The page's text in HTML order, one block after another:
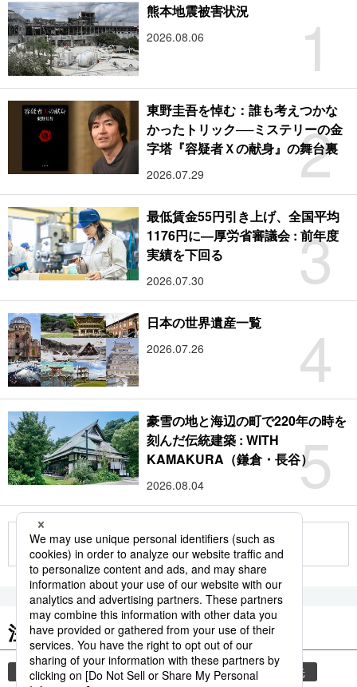
1
熊本地震被害状況
2026.08.06
2
東野圭吾を悼む：誰も考えつかな
かったトリック──ミステリーの金
字塔『容疑者Ｘの献身』の舞台裏
2026.07.29
3
最低賃金55円引き上げ、全国平均
1176円に―厚労省審議会 : 前年度
実績を下回る
2026.07.30
4
日本の世界遺産一覧
2026.07.26
5
豪雪の地と海辺の町で220年の時を
刻んだ伝統建築 : WITH
KAMAKURA（鎌倉・長谷）
2026.08.04
もっと見る
注目のキーワード
共同通信ニュース 気象・災害 災害 観光